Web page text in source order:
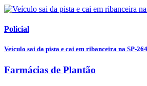
Policial
Veículo sai da pista e cai em ribanceira na SP-
Farmácias de Plantão